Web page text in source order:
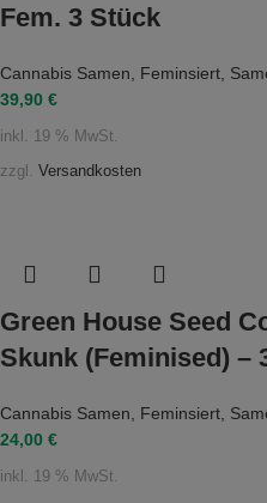
Fem. 3 Stück
Cannabis Samen Feminsiert
39,90 €
inkl. 19 % MwSt.
zzgl. Versandkosten
Green House Seed
Skunk (Feminised) –
Cannabis Samen, Feminsiert,
24,00 €
inkl. 19 % MwSt.